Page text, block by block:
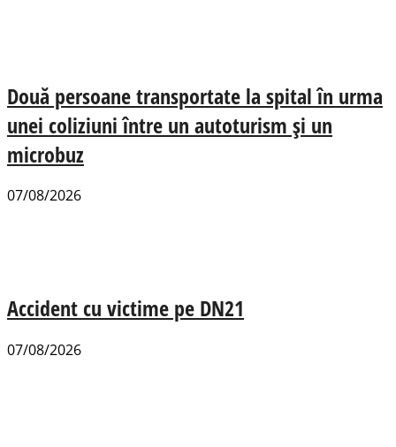
Două persoane transportate la spital în urma
unei coliziuni între un autoturism și un
microbuz
07/08/2026
Accident cu victime pe DN21
07/08/2026